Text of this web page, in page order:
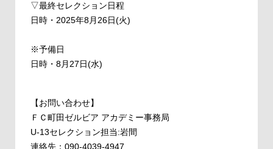
▽最終セレクション日程
日時・2025年8月26日(火)
※予備日
日時・8月27日(水)
【お問い合わせ】
ＦＣ町田ゼルビア アカデミー事務局
U-13セレクション担当:岩間
連絡先：090-4039-4947